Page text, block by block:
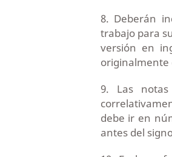
8. Deberán
trabajo para
versión en
originalmente
9. Las
debe ir en
antes del